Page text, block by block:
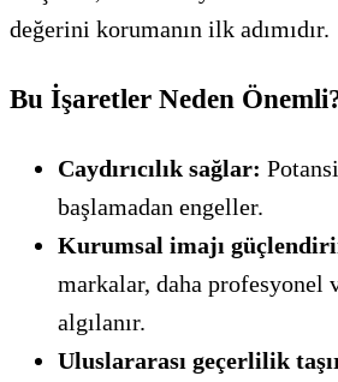
değerini korumanın ilk adımıdır.
Bu İşaretler Neden
Caydırıcılık sağlar:
başlamadan engeller.
Kurumsal imajı
markalar, daha profesyonel
algılanır.
Uluslararası geçerlilik